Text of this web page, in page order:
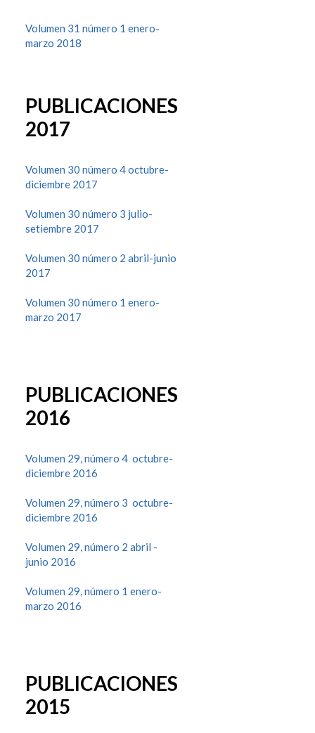
Volumen 31 número 1 enero-
marzo 2018
PUBLICACIONES
2017
Volumen 30 número 4 octubre-
diciembre 2017
Volumen 30 número 3 julio-
setiembre 2017
Volumen 30 número 2 abril-junio
2017
Volumen 30 número 1 enero-
marzo 2017
PUBLICACIONES
2016
Volumen 29, número 4 octubre-
diciembre 2016
Volumen 29, número 3 octubre-
diciembre 2016
Volumen 29, número 2 abril -
junio 2016
Volumen 29, número 1 enero-
marzo 2016
PUBLICACIONES
2015